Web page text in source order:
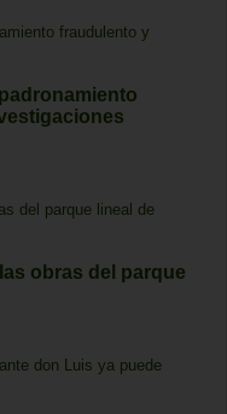
obras del parque